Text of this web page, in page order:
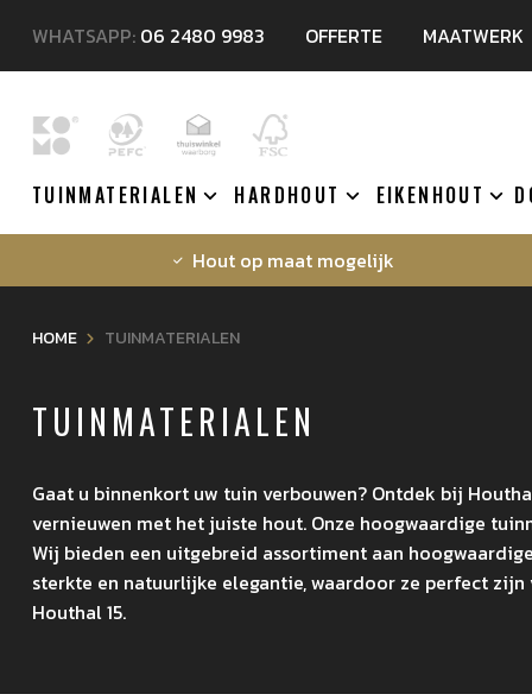
WHATSAPP: 06 2480 9983 OFFERTE MAATWERK
TUINMATERIALEN HARDHOUT EIKENHOUT
Hout op maat mogelijk
HOME TUINMATERIALEN
TUINMATERIALEN
Gaat u binnenkort uw tuin verbouwen? Ontdek bij
vernieuwen met het juiste hout. Onze hoogwaardige
Wij bieden een uitgebreid assortiment aan
sterkte en natuurlijke elegantie, waardoor ze perfect
Houthal 15.